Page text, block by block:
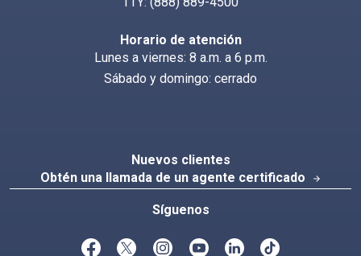
Horario de atención
Lunes a viernes: 8 a.m. a 6 p.m.
Sábado y domingo: cerrado
Nuevos clientes
Obtén una llamada de un agente certificado
arrow_forward
Síguenos